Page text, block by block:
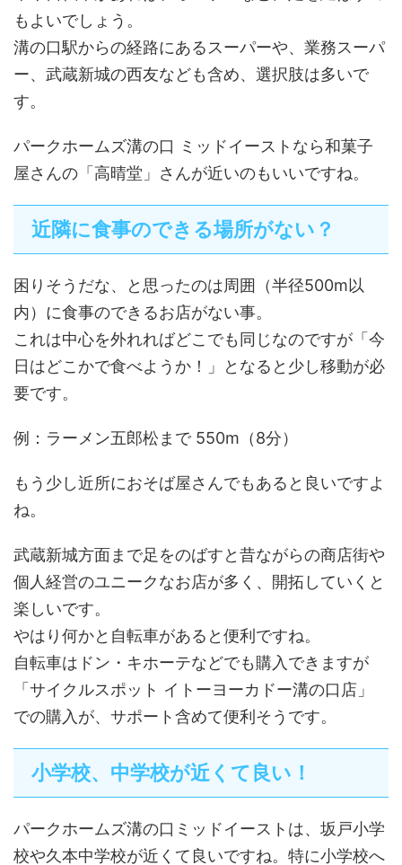
もよいでしょう。
溝の口駅からの経路にあるスーパーや、業務スーパ
ー、武蔵新城の西友なども含め、選択肢は多いで
す。
パークホームズ溝の口 ミッドイーストなら和菓子
屋さんの「高晴堂」さんが近いのもいいですね。
近隣に食事のできる場所がない？
困りそうだな、と思ったのは周囲（半径500m以
内）に食事のできるお店がない事。
これは中心を外れればどこでも同じなのですが「今
日はどこかで食べようか！」となると少し移動が必
要です。
例：ラーメン五郎松まで 550m（8分）
もう少し近所におそば屋さんでもあると良いですよ
ね。
武蔵新城方面まで足をのばすと昔ながらの商店街や
個人経営のユニークなお店が多く、開拓していくと
楽しいです。
やはり何かと自転車があると便利ですね。
自転車はドン・キホーテなどでも購入できますが
「サイクルスポット イトーヨーカドー溝の口店」
での購入が、サポート含めて便利そうです。
小学校、中学校が近くて良い！
パークホームズ溝の口ミッドイーストは、坂戸小学
校や久本中学校が近くて良いですね。特に小学校へ